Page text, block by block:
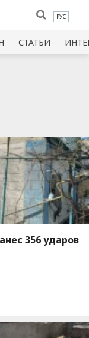
РУС
СТАТЬИ
356 ударов